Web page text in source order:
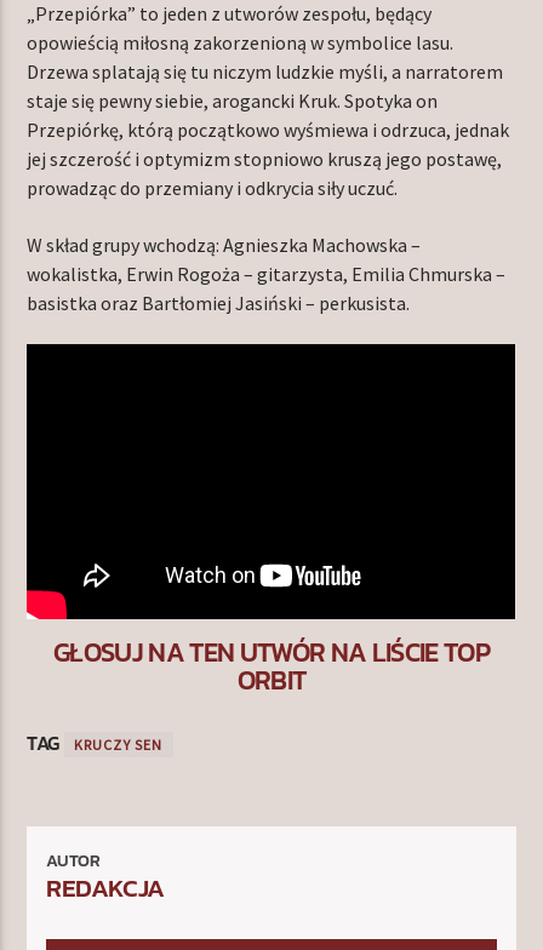
Radio Orbit
„Przepiórka” to jeden z utworów zespołu, będący
opowieścią miłosną zakorzenioną w symbolice lasu.
Drzewa splatają się tu niczym ludzkie myśli, a narratorem
staje się pewny siebie, arogancki Kruk. Spotyka on
Przepiórkę, którą początkowo wyśmiewa i odrzuca, jednak
jej szczerość i optymizm stopniowo kruszą jego postawę,
prowadząc do przemiany i odkrycia siły uczuć.
W skład grupy wchodzą: Agnieszka Machowska –
wokalistka, Erwin Rogoża – gitarzysta, Emilia Chmurska –
basistka oraz Bartłomiej Jasiński – perkusista.
GŁOSUJ NA TEN UTWÓR NA LIŚCIE TOP
ORBIT
TAG KRUCZY SEN
AUTOR
REDAKCJA